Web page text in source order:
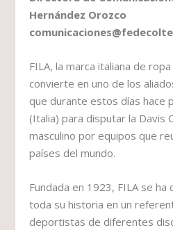
Hernández Orozco
FILA, la marca italiana de
convierte en uno de los
que durante estos días hace
(Italia) para disputar la Davis
masculino por equipos que
países del mundo.
Fundada en 1923, FILA se
toda su historia en un
deportistas de diferentes